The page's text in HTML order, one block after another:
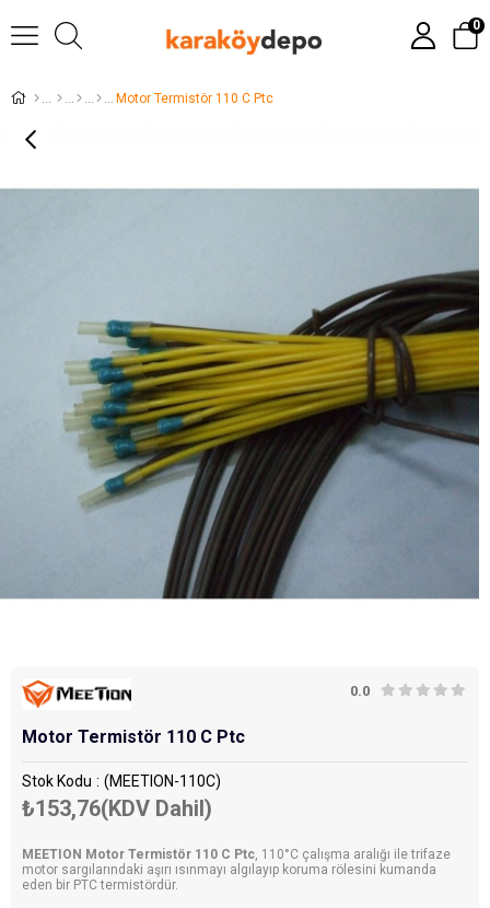
0
Motor Termistör 110 C Ptc
0.0
Motor Termistör 110 C Ptc
Stok Kodu (MEETION-110C)
₺153,76(KDV Dahil)
MEETION Motor Termistör 110 C Ptc , 110°C çalışma aralığı ile trifaze
motor sargılarındaki aşırı ısınmayı algılayıp koruma rölesini kumanda
eden bir PTC termistördür.